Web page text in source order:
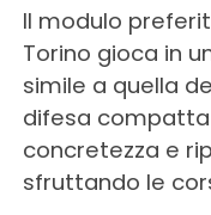
Il modulo
Torino gioca in
simile a quella
difesa
concretezza e
sfruttando le